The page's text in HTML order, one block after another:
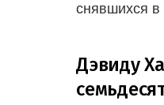
снявшихся в
Дэвиду